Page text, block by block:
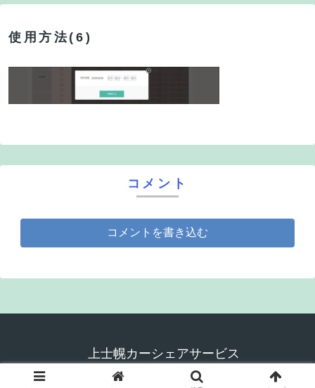
使用方法(6)
コメント
コメントを書き込む
上士幌カーシェアサービス
© 2020-2026 上士幌カーシェアサービス.